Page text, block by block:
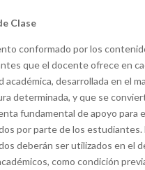
Clase
conformado por los
que el docente ofrece en
académica, desarrollada en el
determinada, y que se
fundamental de apoyo para
por parte de los estudiantes.
deberán ser utilizados en el
como condición